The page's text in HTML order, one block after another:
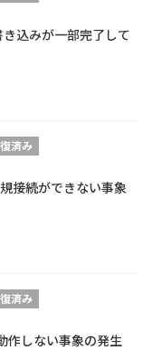
込みが一部完了して
済み
接続ができない事象
済み
作しない事象の発生